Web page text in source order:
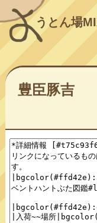
うとん場
豊臣豚吉